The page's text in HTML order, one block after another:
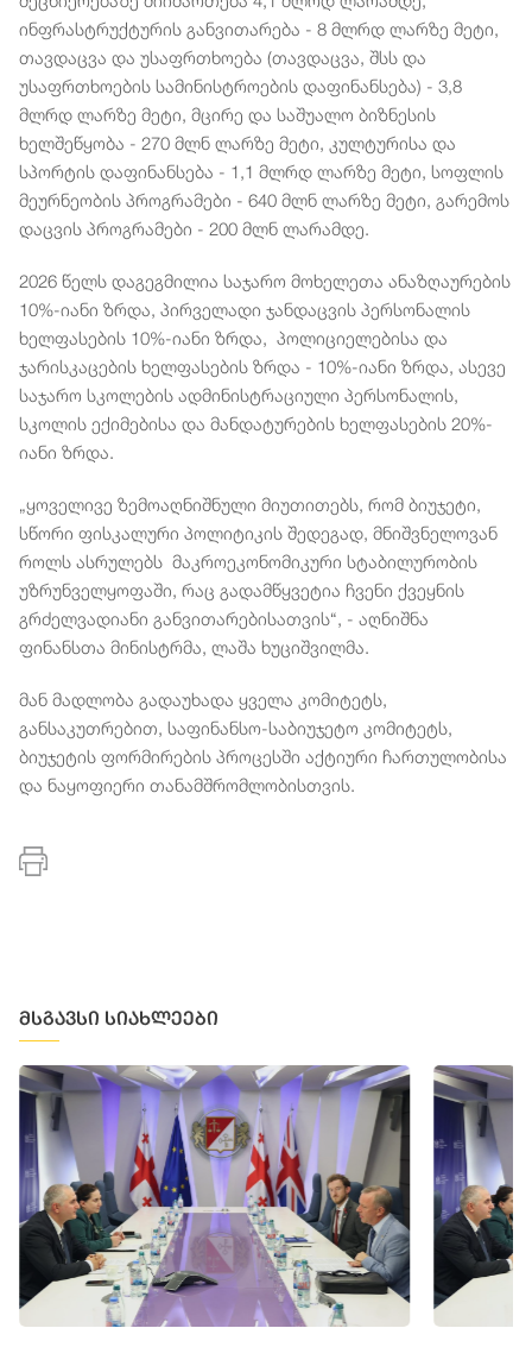
ინფრასტრუქტურის განვითარება - 8 მლრდ ლარზე მეტი,
თავდაცვა და უსაფრთხოება (თავდაცვა, შსს და
უსაფრთხოების სამინისტროების დაფინანსება) - 3,8
მლრდ ლარზე მეტი, მცირე და საშუალო ბიზნესის
ხელშეწყობა - 270 მლნ ლარზე მეტი, კულტურისა და
სპორტის დაფინანსება - 1,1 მლრდ ლარზე მეტი, სოფლის
მეურნეობის პროგრამები - 640 მლნ ლარზე მეტი, გარემოს
დაცვის პროგრამები - 200 მლნ ლარამდე.
2026 წელს დაგეგმილია საჯარო მოხელეთა ანაზღაურების
10%-იანი ზრდა, პირველადი ჯანდაცვის პერსონალის
ხელფასების 10%-იანი ზრდა, პოლიციელებისა და
ჯარისკაცების ხელფასების ზრდა - 10%-იანი ზრდა, ასევე
საჯარო სკოლების ადმინისტრაციული პერსონალის,
სკოლის ექიმებისა და მანდატურების ხელფასების 20%-
იანი ზრდა.
„ყოველივე ზემოაღნიშნული მიუთითებს, რომ ბიუჯეტი,
სწორი ფისკალური პოლიტიკის შედეგად, მნიშვნელოვან
როლს ასრულებს მაკროეკონომიკური სტაბილურობის
უზრუნველყოფაში, რაც გადამწყვეტია ჩვენი ქვეყნის
გრძელვადიანი განვითარებისათვის“, - აღნიშნა
ფინანსთა მინისტრმა, ლაშა ხუციშვილმა.
მან მადლობა გადაუხადა ყველა კომიტეტს,
განსაკუთრებით, საფინანსო-საბიუჯეტო კომიტეტს,
ბიუჯეტის ფორმირების პროცესში აქტიური ჩართულობისა
და ნაყოფიერი თანამშრომლობისთვის.
მსგავსი სიახლეები